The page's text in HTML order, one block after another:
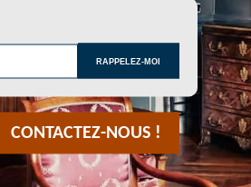
CONTACTEZ-NOUS !